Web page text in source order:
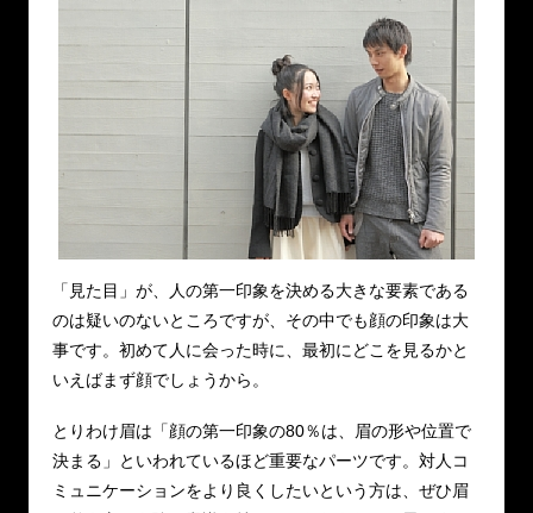
「見た目」が、人の第一印象を決める大きな要素である
のは疑いのないところですが、その中でも顔の印象は大
事です。初めて人に会った時に、最初にどこを見るかと
いえばまず顔でしょうから。
とりわけ眉は「顔の第一印象の80％は、眉の形や位置で
決まる」といわれているほど重要なパーツです。対人コ
ミュニケーションをより良くしたいという方は、ぜひ眉